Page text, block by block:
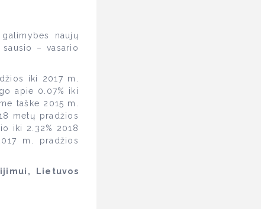
naujų
– vasario
iki 2017 m.
apie 0.07% iki
taške 2015 m.
metų pradžios
iki 2.32% 2018
m. pradžios
Lietuvos